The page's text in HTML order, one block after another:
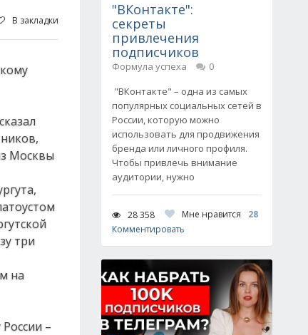
В закладки
Москвы
три
на
–
"ВКонтакте":
секреты
привлечения
подписчиков
Формула успеха
0
"ВКонтакте" – одна из самых
популярных социальных сетей в
России, которую можно
использовать для продвижения
бренда или личного профиля.
Чтобы привлечь внимание
аудитории, нужно
28 358 Мне нравится
28
Комментировать